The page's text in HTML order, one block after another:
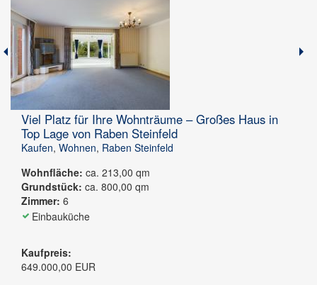
Jetzt finden
Viel Platz für Ihre Wohnträume – Großes Haus in
Top Lage von Raben Steinfeld
Kaufen, Wohnen, Raben Steinfeld
Wohnfläche: ca. 213,00 qm
Grundstück: ca. 800,00 qm
Zimmer: 6
Einbauküche
Kaufpreis:
649.000,00 EUR